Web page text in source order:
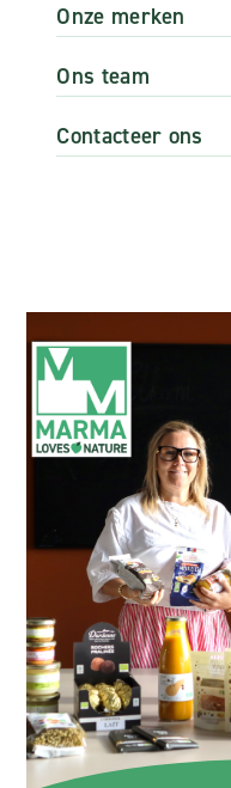
Onze merken
Ons team
Contacteer ons